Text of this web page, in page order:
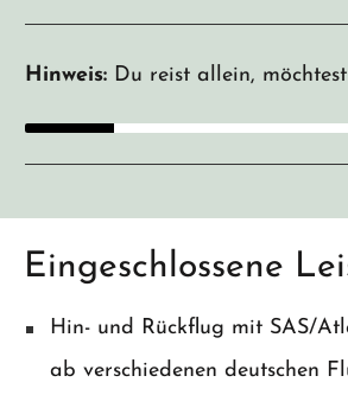
Hinweis: Du reist allein,
Eingeschlossene
Hin- und Rückflug mit SAS/
ab verschiedenen deutschen